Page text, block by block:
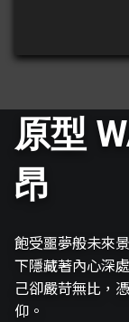
原型
昂
飽受噩夢般未來
下隱藏著內心深
己卻嚴苛無比，
仰。